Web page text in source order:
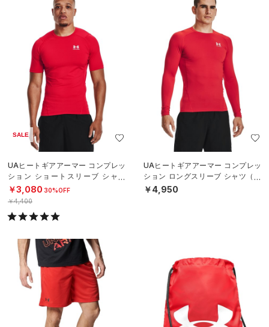
SALE
UAヒートギアアーマー コンプレッ
ション ショートスリーブ シャツ
（トレーニング/MEN）
￥3,080 30%OFF
￥4,400
UAヒートギアアーマー コンプレッ
ション ロングスリーブ シャツ（ト
レーニング/MEN）
￥4,950